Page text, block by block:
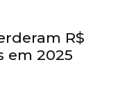
R$
em 2025